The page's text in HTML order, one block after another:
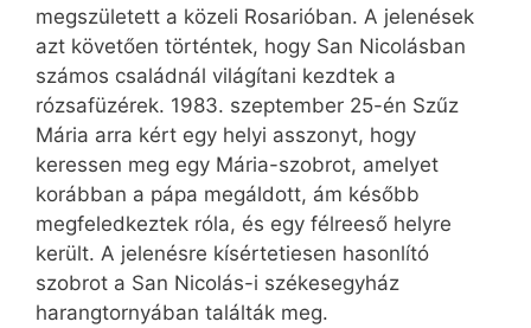
megszületett a közeli Rosarióban. A jelenések
azt követően történtek, hogy San Nicolásban
számos családnál világítani kezdtek a
rózsafüzérek. 1983. szeptember 25-én Szűz
Mária arra kért egy helyi asszonyt, hogy
keressen meg egy Mária-szobrot, amelyet
korábban a pápa megáldott, ám később
megfeledkeztek róla, és egy félreeső helyre
került. A jelenésre kísértetiesen hasonlító
szobrot a San Nicolás-i székesegyház
harangtornyában találták meg.